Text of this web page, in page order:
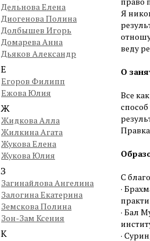
Дельнова Елена
Диогенова Полина
Долбышев Игорь
Домарева Анна
Дьяков Александр
Е
Егоров Филипп
Ежова Юлия
Ж
Жидкова Алла
Жилкина Агата
Жукова Елена
Жукова Юлия
З
Загинайлова Ангелина
Залогина Екатерина
Земскова Полина
Зон-Зам Ксения
К
Я
веду
О
Все
С
·
· Бал
·